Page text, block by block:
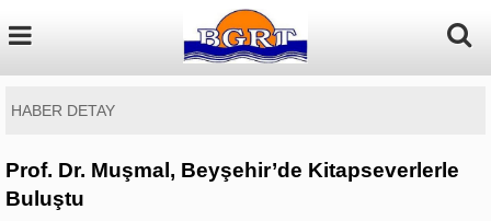
HABER DETAY
Prof. Dr. Muşmal, Beyşehir’de Kitapseverlerle
Buluştu